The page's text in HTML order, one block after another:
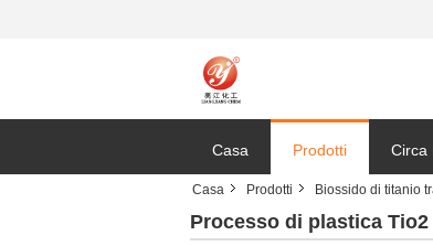
Casa Prodotti Circa
Casa Prodotti Biossido di titanio
Processo di plastica